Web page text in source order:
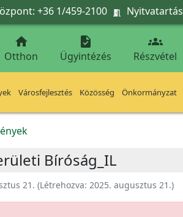
+36 1/459-2100  Nyitvatartás

Otthon

Ügyintézés

Részvétel
Városfejlesztés Közösség Önkormányzat
Bíróság_IL
21. (Létrehozva: 2025. augusztus 21.)